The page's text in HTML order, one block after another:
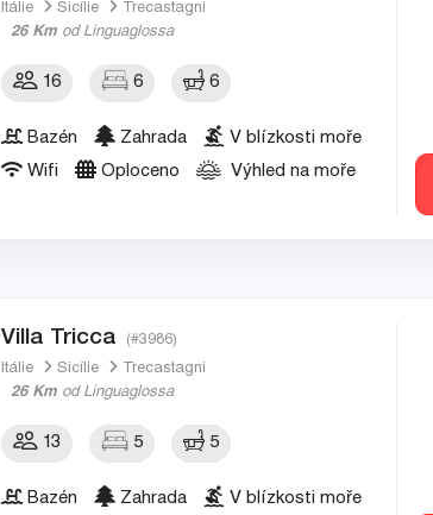
Itálie Sicílie
Trecastagni
26 Km od Linguaglossa
16 6 6
Bazén Zahrada
V blízkosti moře
Wifi
Oploceno Výhled na moře
Villa Tricca (#3986)
Itálie Sicílie
Trecastagni
26 Km od Linguaglossa
13 5 5
Bazén Zahrada V blízkosti moře